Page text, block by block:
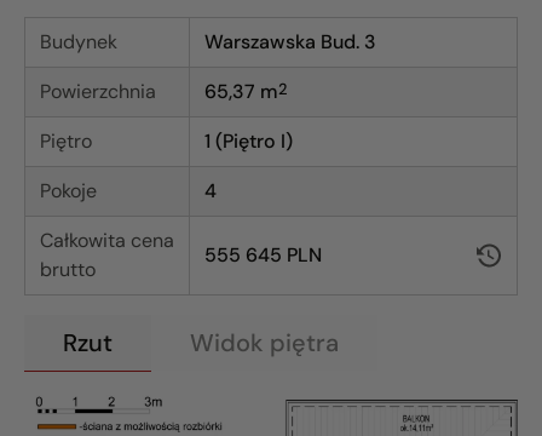
Budynek
Warszawska Bud. 3
Powierzchnia
65,37 m2
Piętro
1 (Piętro I)
Pokoje
4
Całkowita cena
brutto
555 645 PLN
Rzut Widok piętra